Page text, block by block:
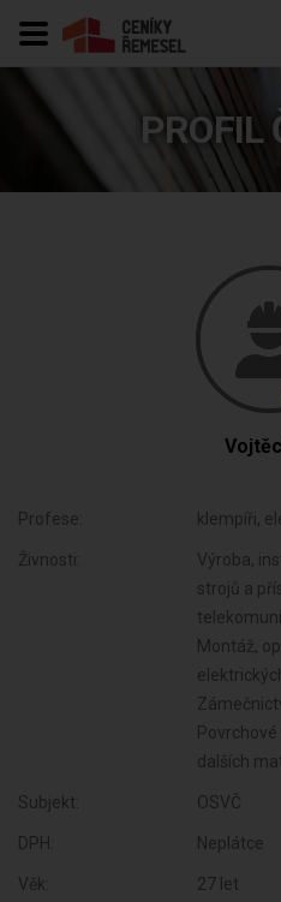
PROFIL
Profese: klempíři,
Živnosti:
Výroba,
strojů a
Montáž,
dalších
Subjekt: OSVČ
DPH: Neplátce
Věk: 27 let